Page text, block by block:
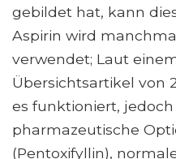
gebildet hat, kann
Aspirin wird
verwendet; Laut
Übersichtsartikel von
es funktioniert,
pharmazeutische
(Pentoxifyllin),